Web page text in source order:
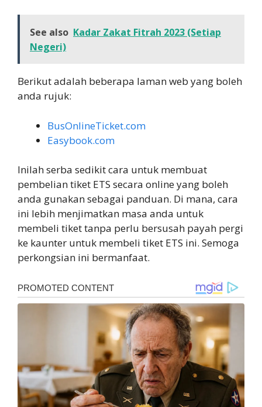
See also Kadar Zakat Fitrah 2023 (Setiap
Negeri)
Berikut adalah beberapa laman web yang boleh
anda rujuk:
BusOnlineTicket.com
Easybook.com
Inilah serba sedikit cara untuk membuat
pembelian tiket ETS secara online yang boleh
anda gunakan sebagai panduan. Di mana, cara
ini lebih menjimatkan masa anda untuk
membeli tiket tanpa perlu bersusah payah pergi
ke kaunter untuk membeli tiket ETS ini. Semoga
perkongsian ini bermanfaat.